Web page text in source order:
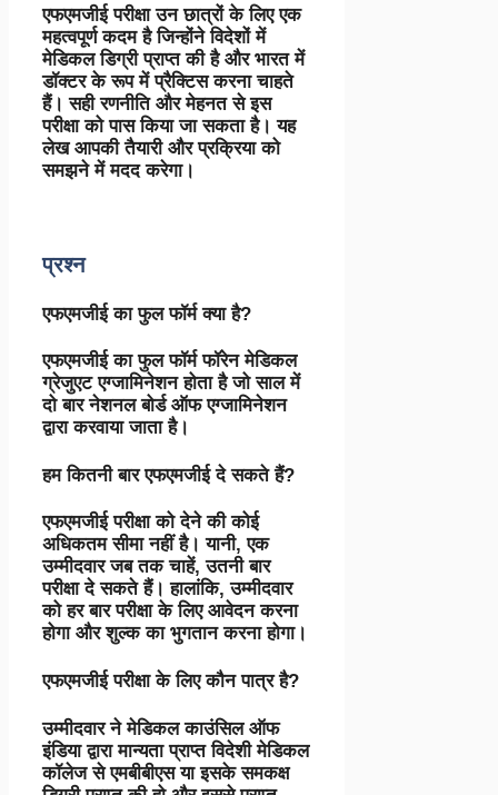
एफएमजीई परीक्षा उन छात्रों के लिए एक
महत्वपूर्ण कदम है जिन्होंने विदेशों में
मेडिकल डिग्री प्राप्त की है और भारत में
डॉक्टर के रूप में प्रैक्टिस करना चाहते
हैं। सही रणनीति और मेहनत से इस
परीक्षा को पास किया जा सकता है। यह
लेख आपकी तैयारी और प्रक्रिया को
समझने में मदद करेगा।
प्रश्न
एफएमजीई का फुल फॉर्म क्या है?
एफएमजीई का फुल फॉर्म फॉरेन मेडिकल
ग्रेजुएट एग्जामिनेशन होता है जो साल में
दो बार नेशनल बोर्ड ऑफ एग्जामिनेशन
द्वारा करवाया जाता है।
हम कितनी बार एफएमजीई दे सकते हैं?
एफएमजीई परीक्षा को देने की कोई
अधिकतम सीमा नहीं है। यानी, एक
उम्मीदवार जब तक चाहें, उतनी बार
परीक्षा दे सकते हैं। हालांकि, उम्मीदवार
को हर बार परीक्षा के लिए आवेदन करना
होगा और शुल्क का भुगतान करना होगा।
एफएमजीई परीक्षा के लिए कौन पात्र है?
उम्मीदवार ने मेडिकल काउंसिल ऑफ
इंडिया द्वारा मान्यता प्राप्त विदेशी मेडिकल
कॉलेज से एमबीबीएस या इसके समकक्ष